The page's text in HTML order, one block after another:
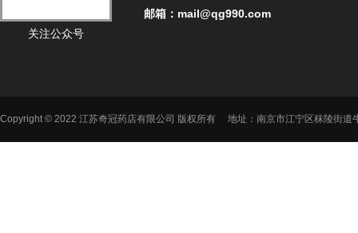
关注公众号
邮箱：mail@qg990.com‬
Copyright © 2022 江苏奇冠药店有限公司 版权所有 地址：南京市江宁区秣陵街